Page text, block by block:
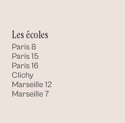
Les écoles
Paris 8
Paris 15
Paris 16
Clichy
Marseille 12
Marseille 7